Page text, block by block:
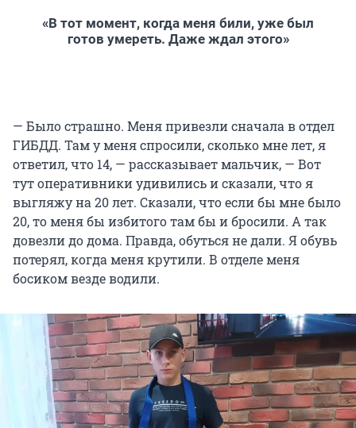
«В тот момент, когда меня били, уже был
готов умереть. Даже ждал этого»
— Было страшно. Меня привезли сначала в отдел
ГИБДД. Там у меня спросили, сколько мне лет, я
ответил, что 14, — рассказывает мальчик, — Вот
тут оперативники удивились и сказали, что я
выгляжу на 20 лет. Сказали, что если бы мне было
20, то меня бы избитого там бы и бросили. А так
довезли до дома. Правда, обуться не дали. Я обувь
потерял, когда меня крутили. В отделе меня
босиком везде водили.